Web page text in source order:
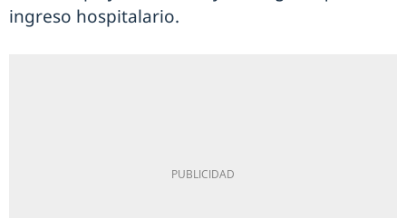
ingreso hospitalario.